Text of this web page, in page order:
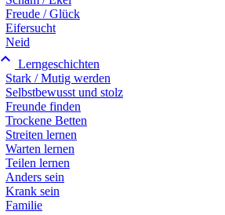
Freude / Glück
Eifersucht
Neid
 Lerngeschichten
Stark / Mutig werden
Selbstbewusst und stolz
Freunde finden
Trockene Betten
Streiten lernen
Warten lernen
Teilen lernen
Anders sein
Krank sein
Familie